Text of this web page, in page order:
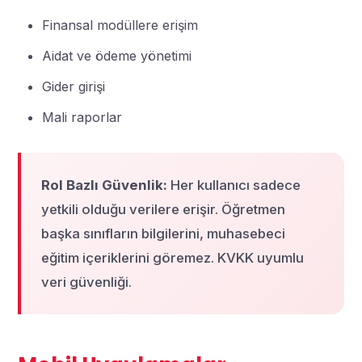
Finansal modüllere erişim
Aidat ve ödeme yönetimi
Gider girişi
Mali raporlar
Rol Bazlı Güvenlik: Her kullanıcı sadece
yetkili olduğu verilere erişir. Öğretmen
başka sınıfların bilgilerini, muhasebeci
eğitim içeriklerini göremez. KVKK uyumlu
veri güvenliği.